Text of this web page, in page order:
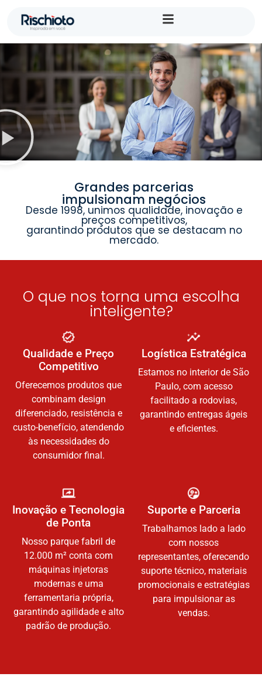
Grandes parcerias
impulsionam negócios
Desde 1998, unimos qualidade, inovação e
preços competitivos,
garantindo produtos que se destacam no
mercado.
O que nos torna uma escolha
inteligente?
Qualidade e Preço
Competitivo
Oferecemos produtos que
combinam design
diferenciado, resistência e
custo-benefício, atendendo
às necessidades do
consumidor final.
Logística Estratégica
Estamos no interior de São
Paulo, com acesso
facilitado a rodovias,
garantindo entregas ágeis
e eficientes.
Inovação e Tecnologia
de Ponta
Nosso parque fabril de
12.000 m² conta com
máquinas injetoras
modernas e uma
ferramentaria própria,
garantindo agilidade e alto
padrão de produção.
Suporte e Parceria
Trabalhamos lado a lado
com nossos
representantes, oferecendo
suporte técnico, materiais
promocionais e estratégias
para impulsionar as
vendas.